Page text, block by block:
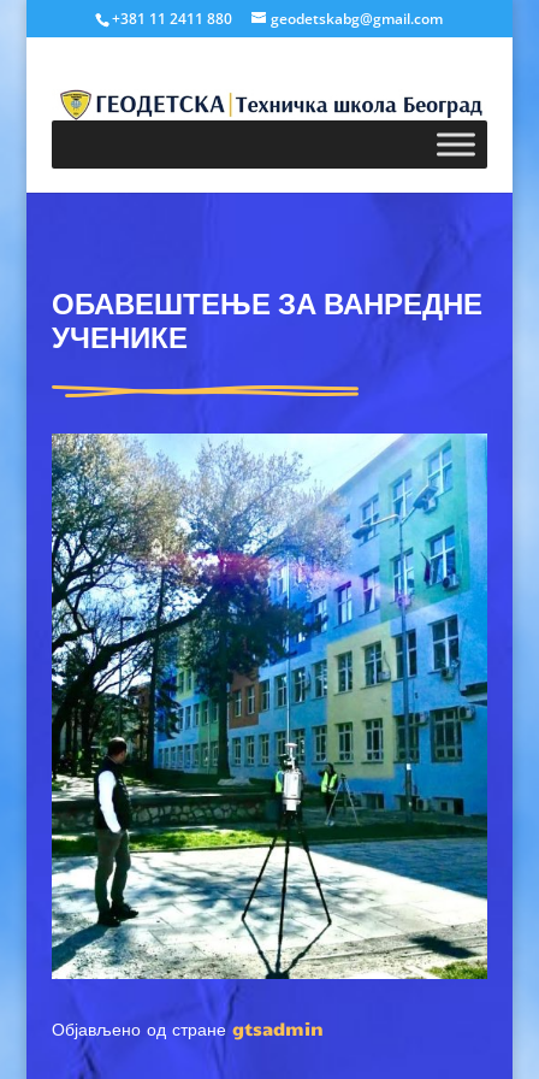
+381 11 2411 880 geodetskabg@gmail.com
ОБАВЕШТЕЊЕ ЗА ВАНРЕДНЕ
УЧЕНИКЕ
Објављено од странеgtsadmin